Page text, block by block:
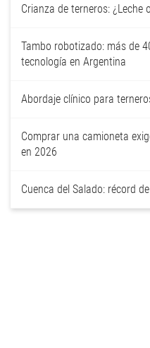
Crianza de terneros: ¿Leche
Tambo robotizado: más de
tecnología en Argentina
Abordaje clínico para
Comprar una camioneta
en 2026
Cuenca del Salado: récord